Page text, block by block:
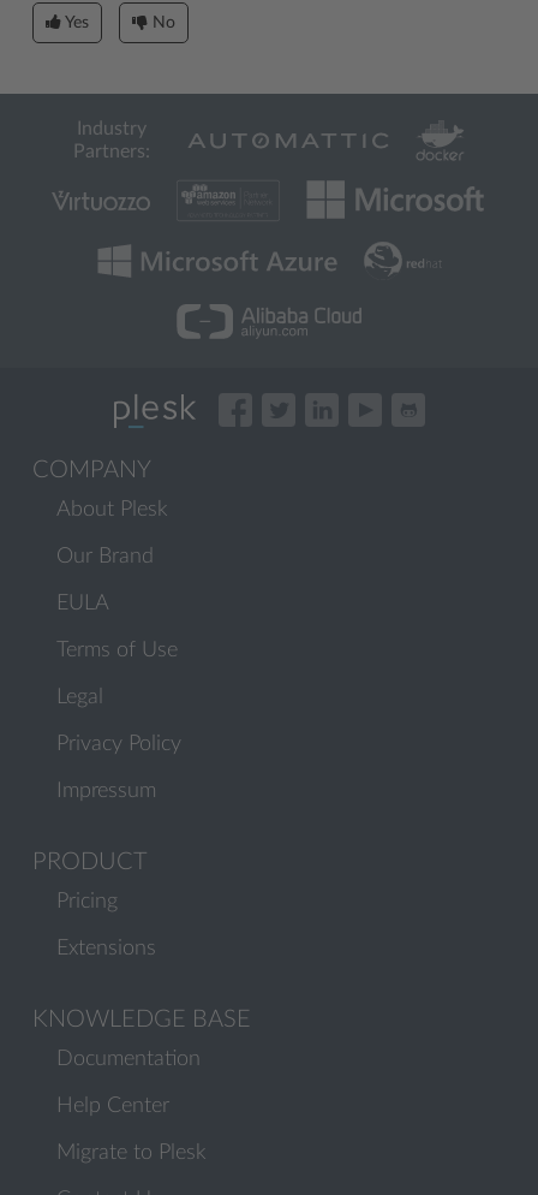
Yes No
Industry
Partners:
COMPANY
About Plesk
Our Brand
EULA
Terms of Use
Legal
Privacy Policy
Impressum
PRODUCT
Pricing
Extensions
KNOWLEDGE BASE
Documentation
Help Center
Migrate to Plesk